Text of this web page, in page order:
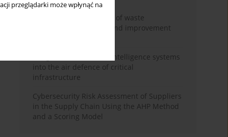
przeglądarki może wpłynąć na
Analysis and evaluation of waste
management logistics and improvement
Integration of artificial intelligence systems
into the air defence of critical
infrastructure
Cybersecurity Risk Assessment of Suppliers
in the Supply Chain Using the AHP Method
and a Scoring Model